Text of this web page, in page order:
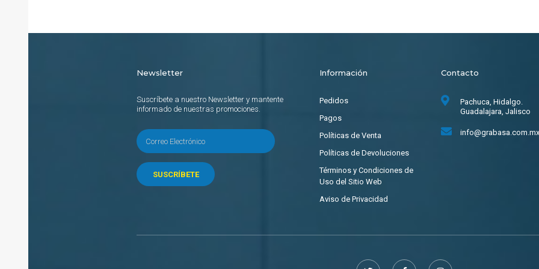
Newsletter
Suscríbete a nuestro Newsletter y mantente
informado de nuestras promociones.
SUSCRÍBETE
Información
Pedidos
Pagos
Políticas de Venta
Políticas de Devoluciones
Términos y Condiciones de
Uso del Sitio Web
Aviso de Privacidad
Contacto
Pachuca, Hidalgo.
Guadalajara, Jalisco
info@grabasa.com.mx